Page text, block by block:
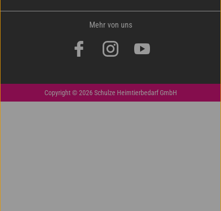
Mehr von uns
Copyright © 2026 Schulze Heimtierbedarf GmbH